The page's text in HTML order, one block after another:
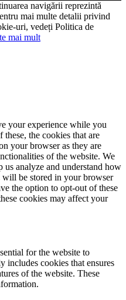
navigării reprezintă
mai multe detalii privind
uri, vedeți Politica de
mai mult
your experience while you
the cookies that are
your browser as they are
of the website. We
us analyze and understand how
will be stored in your browser
the option to opt-out of these
cookies may affect your
for the website to
includes cookies that ensures
of the website. These